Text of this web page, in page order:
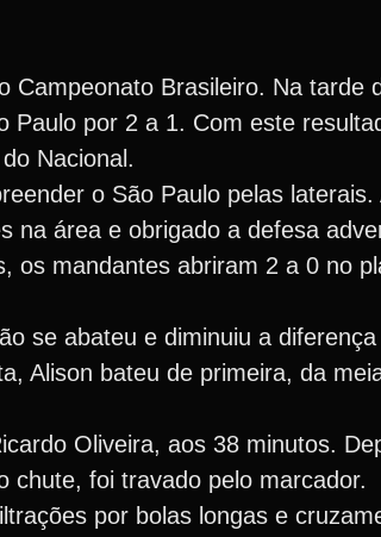
Campeonato Brasileiro. Na tarde
por 2 a 1. Com este
Nacional.
o São Paulo pelas
na área e obrigado a defesa
os mandantes abriram 2 a 0 no
se abateu e diminuiu a
Alison bateu de primeira, da
Oliveira, aos 38 minutos.
chute, foi travado pelo marcador.
por bolas longas e